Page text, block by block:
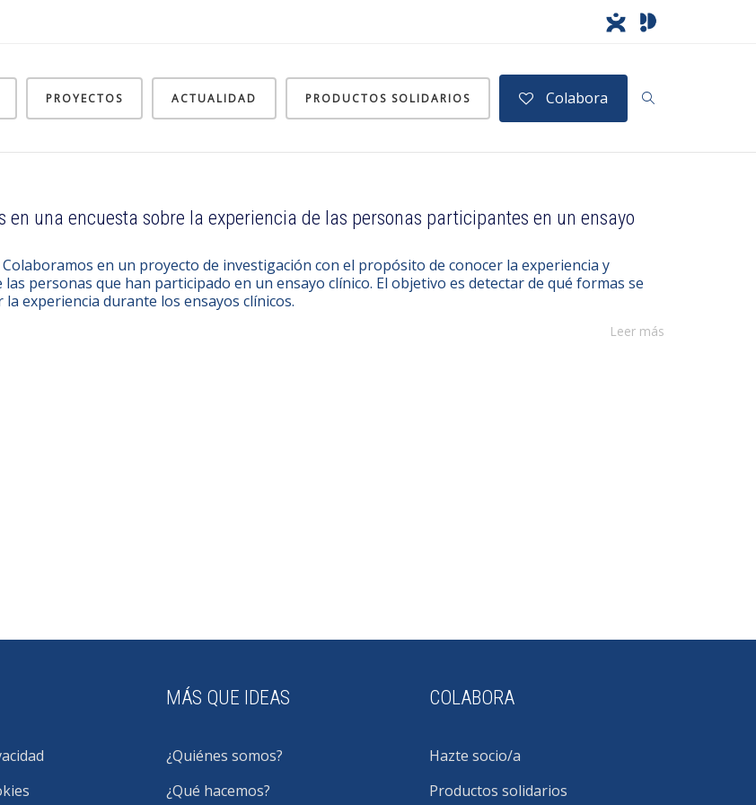
PROYECTOS ACTUALIDAD PRODUCTOS SOLIDARIOS Colabora
en una encuesta sobre la experiencia de las personas participantes en un ensayo
Colaboramos en un proyecto de investigación con el propósito de conocer la experiencia y
las personas que han participado en un ensayo clínico. El objetivo es detectar de qué formas se
experiencia durante los ensayos clínicos.
Leer más
MÁS QUE IDEAS
¿Quiénes somos?
¿Qué hacemos?
COLABORA
Hazte socio/a
Productos solidarios